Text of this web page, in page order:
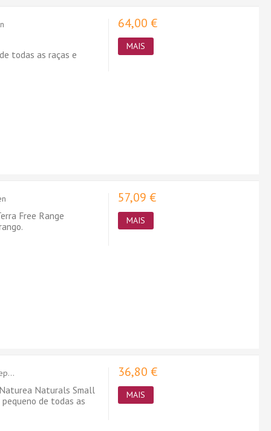
todas as raças e
64,00 €
MAIS
Free Range
57,09 €
MAIS
Naturals Small
de todas as
36,80 €
MAIS